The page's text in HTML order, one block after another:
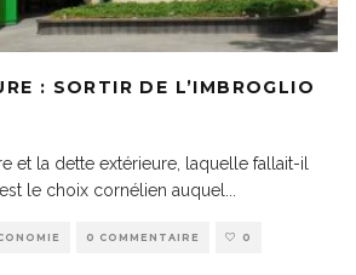
: SORTIR DE L’IMBROGLIO
et la dette extérieure, laquelle fallait-il
le choix cornélien auquel
0 COMMENTAIRE 0